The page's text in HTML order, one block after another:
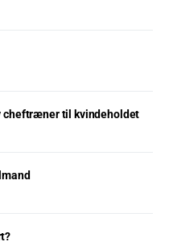
cheftræner til kvindeholdet